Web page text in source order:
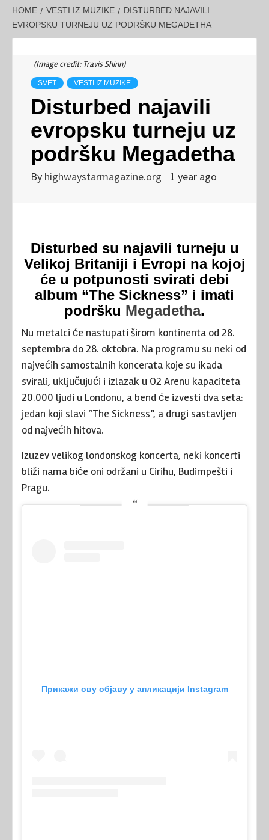
HOME VESTI IZ MUZIKE
DISTURBED NAJAVILI
EVROPSKU TURNEJU UZ PODRŠKU MEGADETHA
(Image credit: Travis Shinn)
SVET VESTI IZ MUZIKE
Disturbed najavili
evropsku turneju uz
podršku Megadetha
By highwaystarmagazine.org 1 year ago
Disturbed su najavili turneju u
Velikoj Britaniji i Evropi na kojoj
će u potpunosti svirati debi
album “The Sickness” i imati
podršku Megadetha.
Nu metalci će nastupati širom kontinenta od 28.
septembra do 28. oktobra. Na programu su neki od
najvećih samostalnih koncerata koje su ikada
svirali, uključujući i izlazak u O2 Arenu kapaciteta
20.000 ljudi u Londonu, a bend će izvesti dva seta:
jedan koji slavi “The Sickness”, a drugi sastavljen
od najvećih hitova.
Izuzev velikog londonskog koncerta, neki koncerti
bliži nama biće oni održani u Cirihu, Budimpešti i
Pragu.
Прикажи ову објаву у апликацији Instagram